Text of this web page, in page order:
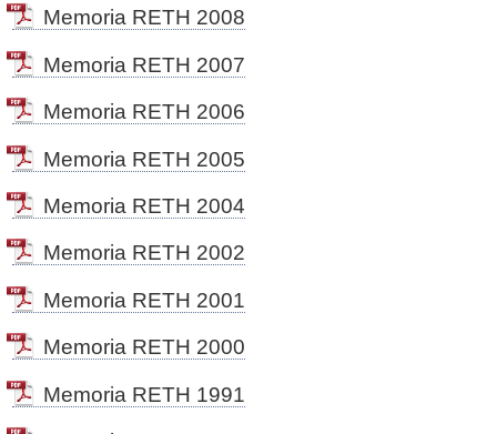
Memoria específica
Normas de funcionamiento
Protocolo general de colaboración
Manual de variables
Actividad y resultados
Memoria RETH 2008
Memoria RETH 2007
Memoria RETH 2006
Memoria RETH 2005
Memoria RETH 2004
Memoria RETH 2002
Memoria RETH 2001
Memoria RETH 2000
Memoria RETH 1991